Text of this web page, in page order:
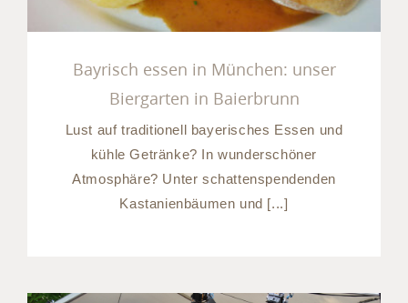
Bayrisch essen in München: unser
Biergarten in Baierbrunn
Lust auf traditionell bayerisches Essen und
kühle Getränke? In wunderschöner
Atmosphäre? Unter schattenspendenden
Kastanienbäumen und [...]